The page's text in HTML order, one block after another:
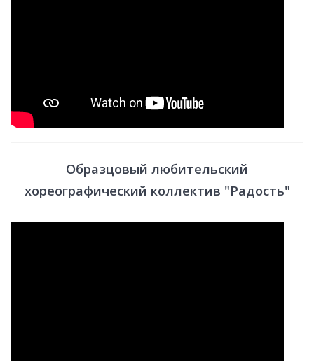
Образцовый любительский
хореографический коллектив "Радость"